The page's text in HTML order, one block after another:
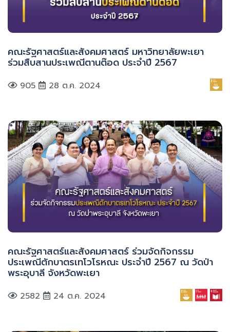
คณะรัฐศาสตร์และสังคมศาสตร์ มหาวิทยาลัยพะเยา
ร่วมสืบสานประเพณีตานต๊อด ประจำปี 2567
905 28 ต.ค. 2024
คณะรัฐศาสตร์และสังคมศาสตร์ ร่วมจัดกิจกรรม
ประเพณีตักบาตรเทโวโรหณะ ประจำปี 2567 ณ วัดป่า
พระอุบาลี จังหวัดพะเยา
2582 24 ต.ค. 2024